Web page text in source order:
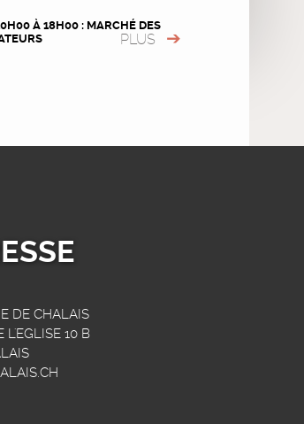
À 18H00 : MARCHÉ DES
PLUS
DE CHALAIS
L'EGLISE 10 B